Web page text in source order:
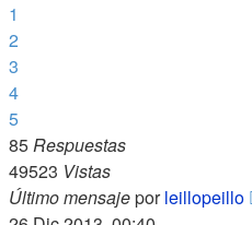
1
2
3
4
5
85Respuestas
49523 Vistas
Último mensajeporleillopeillo